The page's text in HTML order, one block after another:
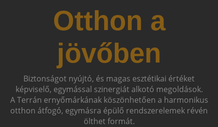
Otthon a
jövőben
Biztonságot nyújtó, és magas esztétikai értéket
képviselő, egymással szinergiát alkotó megoldások.
A Terrán ernyőmárkának köszönhetően a harmonikus
otthon átfogó, egymásra épülő rendszerelemek révén
ölthet formát.